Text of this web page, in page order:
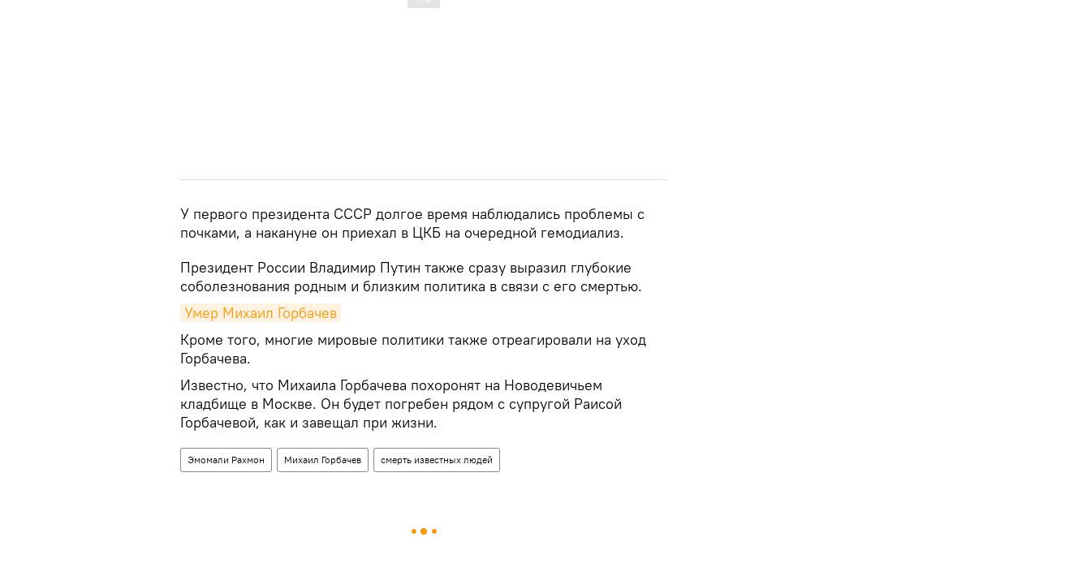
У первого президента СССР долгое время наблюдались проблемы с
почками, а накануне он приехал в ЦКБ на очередной гемодиализ.
Президент России Владимир Путин также сразу выразил глубокие
соболезнования родным и близким политика в связи с его смертью.
Умер Михаил Горбачев
Кроме того, многие мировые политики также отреагировали на уход
Горбачева.
Известно, что Михаила Горбачева похоронят на Новодевичьем
кладбище в Москве. Он будет погребен рядом с супругой Раисой
Горбачевой, как и завещал при жизни.
Эмомали Рахмон Михаил Горбачев смерть известных людей